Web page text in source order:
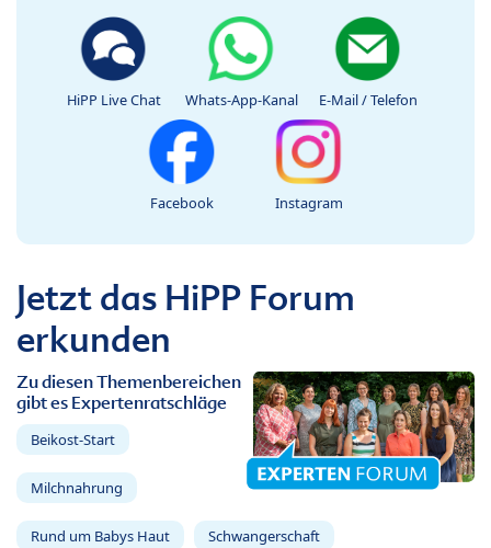
HiPP Live Chat Whats-App-Kanal E-Mail / Telefon
Facebook Instagram
Jetzt das HiPP Forum
erkunden
Zu diesen Themenbereichen
gibt es Expertenratschläge
Beikost-Start
Milchnahrung
Rund um Babys Haut Schwangerschaft